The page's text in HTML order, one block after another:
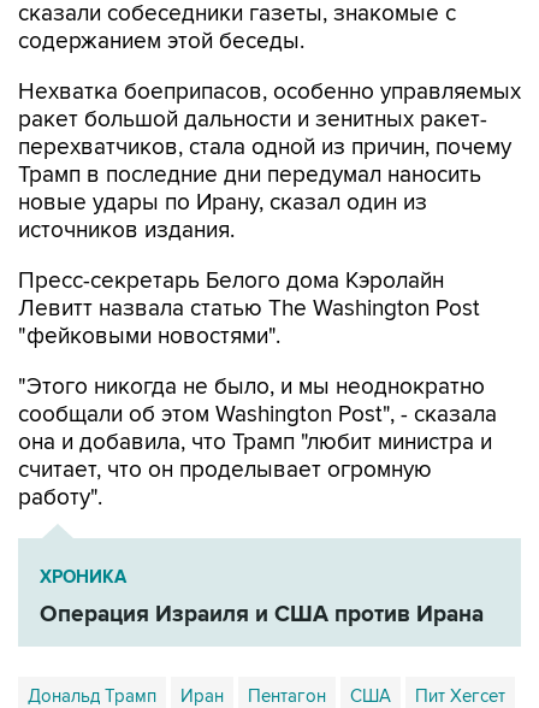
сказали собеседники газеты, знакомые с
содержанием этой беседы.
Нехватка боеприпасов, особенно управляемых
ракет большой дальности и зенитных ракет-
перехватчиков, стала одной из причин, почему
Трамп в последние дни передумал наносить
новые удары по Ирану, сказал один из
источников издания.
Пресс-секретарь Белого дома Кэролайн
Левитт назвала статью The Washington Post
"фейковыми новостями".
"Этого никогда не было, и мы неоднократно
сообщали об этом Washington Post", - сказала
она и добавила, что Трамп "любит министра и
считает, что он проделывает огромную
работу".
ХРОНИКА
Операция Израиля и США против Ирана
Дональд Трамп Иран Пентагон США Пит Хегсет